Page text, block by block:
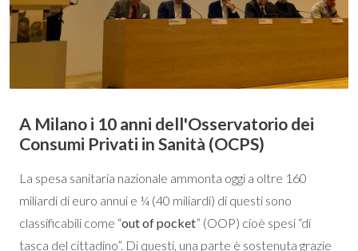
A Milano i 10 anni dell'Osservatorio dei
Consumi Privati in Sanità (OCPS)
La spesa sanitaria nazionale ammonta oggi a oltre 160
miliardi di euro annui e ¼ (40 miliardi) di questi sono
classificabili come “out of pocket” (OOP) cioè spesi “di
tasca del cittadino”. Di questi, una parte è sostenuta grazie